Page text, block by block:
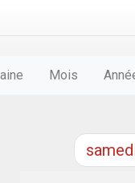
Mois